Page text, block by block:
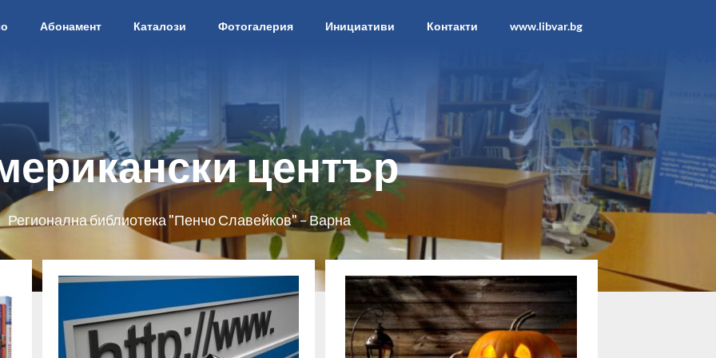
Абонамент Каталози Фотогалерия Инициативи Контакти www.libvar.bg
център
Регионална библиотека "Пенчо Славейков" – Варна